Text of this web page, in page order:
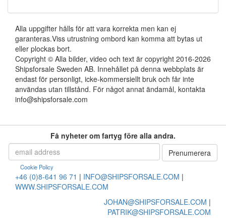
Alla uppgifter hålls för att vara korrekta men kan ej
garanteras.Viss utrustning ombord kan komma att bytas ut
eller plockas bort.
Copyright © Alla bilder, video och text är copyright 2016-2026
Shipsforsale Sweden AB. Innehållet på denna webbplats är
endast för personligt, icke-kommersiellt bruk och får inte
användas utan tillstånd. För något annat ändamål, kontakta
info@shipsforsale.com
Få nyheter om fartyg före alla andra.
Cookie Policy
+46 (0)8-641 96 71 | INFO@SHIPSFORSALE.COM |
WWW.SHIPSFORSALE.COM
JOHAN@SHIPSFORSALE.COM |
PATRIK@SHIPSFORSALE.COM